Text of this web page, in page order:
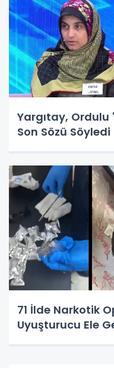
Yargıtay, Ordulu
Son Sözü Söyledi
71 İlde Narkotik
Uyuşturucu Ele